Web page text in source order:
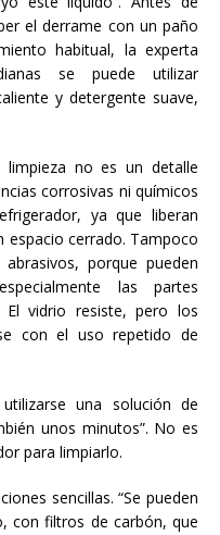
el derrame con un paño
habitual, la experta
se puede utilizar
y detergente suave,
no es un detalle
corrosivas ni químicos
ya que liberan
espacio cerrado. Tampoco
porque pueden
las partes
El vidrio resiste, pero los
con el uso repetido de
una solución de
unos minutos”. No es
para limpiarlo.
sencillas. “Se pueden
con filtros de carbón, que